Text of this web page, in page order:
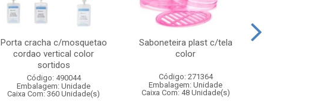
Porta cracha c/mosquetao
cordao vertical color
sortidos
Código: 490044
Embalagem: Unidade
Caixa Com: 360 Unidade(s)
Saboneteira plast c/tela
color
Código: 271364
Embalagem: Unidade
Caixa Com: 48 Unidade(s)